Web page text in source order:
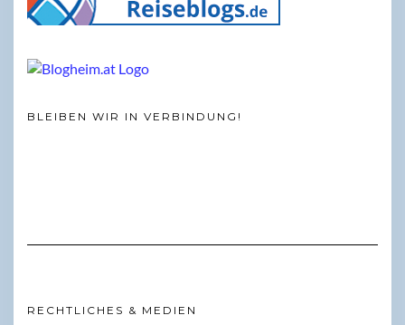
BLEIBEN WIR IN VERBINDUNG!
RECHTLICHES & MEDIEN